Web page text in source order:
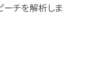
チを解析しま